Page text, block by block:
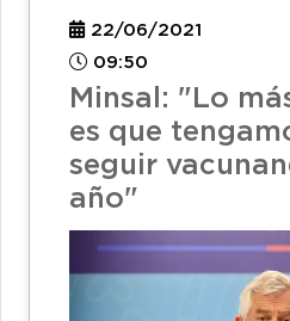
22/06/2021
09:50
Minsal: "Lo
es que
seguir
año"